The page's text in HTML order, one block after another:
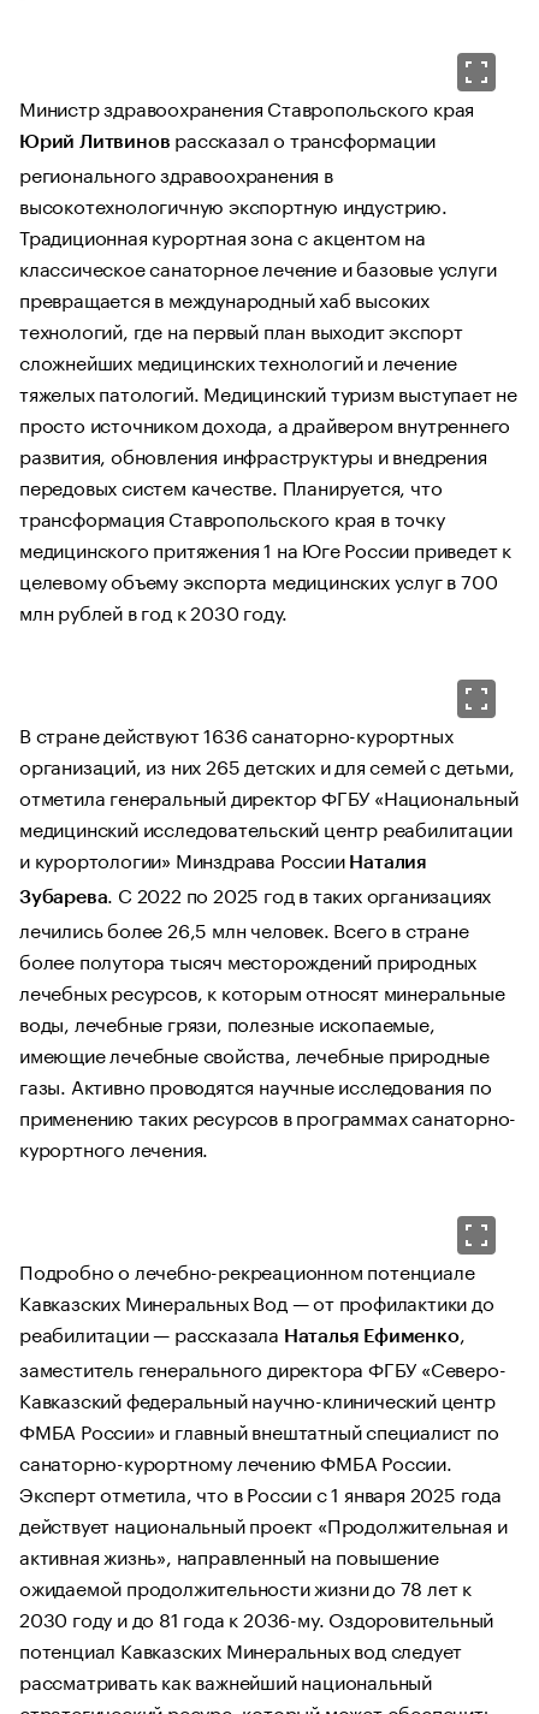
Министр здравоохранения Ставропольского края
Юрий Литвинов рассказал о трансформации
регионального здравоохранения в
высокотехнологичную экспортную индустрию.
Традиционная курортная зона с акцентом на
классическое санаторное лечение и базовые услуги
превращается в международный хаб высоких
технологий, где на первый план выходит экспорт
сложнейших медицинских технологий и лечение
тяжелых патологий. Медицинский туризм выступает не
просто источником дохода, а драйвером внутреннего
развития, обновления инфраструктуры и внедрения
передовых систем качестве. Планируется, что
трансформация Ставропольского края в точку
медицинского притяжения 1 на Юге России приведет к
целевому объему экспорта медицинских услуг в 700
млн рублей в год к 2030 году.
В стране действуют 1636 санаторно-курортных
организаций, из них 265 детских и для семей с детьми,
отметила генеральный директор ФГБУ «Национальный
медицинский исследовательский центр реабилитации
и курортологии» Минздрава России Наталия
Зубарева. С 2022 по 2025 год в таких организациях
лечились более 26,5 млн человек. Всего в стране
более полутора тысяч месторождений природных
лечебных ресурсов, к которым относят минеральные
воды, лечебные грязи, полезные ископаемые,
имеющие лечебные свойства, лечебные природные
газы. Активно проводятся научные исследования по
применению таких ресурсов в программах санаторно-
курортного лечения.
Подробно о лечебно-рекреационном потенциале
Кавказских Минеральных Вод — от профилактики до
реабилитации — рассказала Наталья Ефименко,
заместитель генерального директора ФГБУ «Северо-
Кавказский федеральный научно-клинический центр
ФМБА России» и главный внештатный специалист по
санаторно-курортному лечению ФМБА России.
Эксперт отметила, что в России с 1 января 2025 года
действует национальный проект «Продолжительная и
активная жизнь», направленный на повышение
ожидаемой продолжительности жизни до 78 лет к
2030 году и до 81 года к 2036-му. Оздоровительный
потенциал Кавказских Минеральных вод следует
рассматривать как важнейший национальный